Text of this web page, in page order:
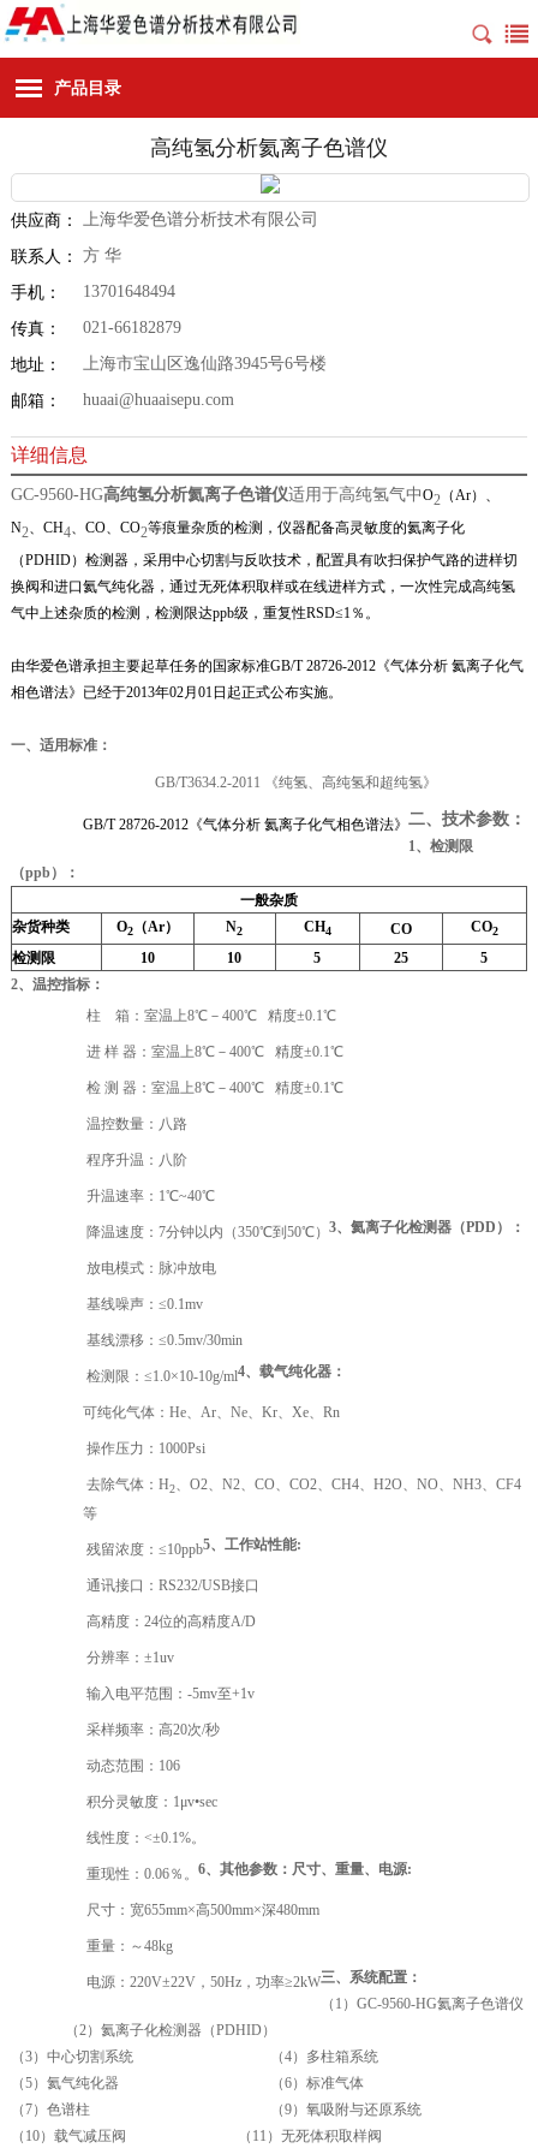
产品目录
高纯氢分析氦离子色谱仪
供应商： 上海华爱色谱分析技术有限公司
联系人： 方 华
手机： 13701648494
传真： 021-66182879
地址： 上海市宝山区逸仙路3945号6号楼
邮箱： huaai@huaaisepu.com
详细信息
GC-9560-HG高纯氢分析氦离子色谱仪适用于高纯氢气中O2（Ar）、
N2、CH4 、CO、CO2等痕量杂质的检测，仪器配备高灵敏度的氦离子化
（PDHID）检测器，采用中心切割与反吹技术，配置具有吹扫保护气路的进样切
换阀和进口氦气纯化器，通过无死体积取样或在线进样方式，一次性完成高纯氢
气中 上述杂质的检测，检测限达ppb级，重复性RSD≤1％。
由华爱色谱承担主要起草任务的国家标准GB/T 28726-2012《气体分析 氦离子化气
相色谱法》已经于2013年02月01日起正式公布实施。
一、适用标准：
GB/T3634.2-2011 《纯氢、高纯氢和超纯氢》
GB/T 28726-2012《气体分析 氦离子化气相色谱法》 二、 技术参数：
1、检测限
（ppb）：
一般杂质
杂货种类
O2（Ar） N2 CH4 CO CO2
检测限 10 10 5 25
5
2、温控指标：
柱 箱：室温上8℃－400℃ 精度±0.1℃
进 样 器：室温上8℃－400℃ 精度±0.1℃
检 测 器：室温上8℃－400℃ 精度±0.1℃
温控数量：八路
程序升温：八阶
升温速率：1℃~40℃
降温速度：7分钟以内（350℃到50℃） 3、氦离子化检测器（PDD）：
放电模式：脉冲放电
基线噪声：≤0.1mv
基线漂移：≤0.5mv/30min
检测限：≤1.0×10-10g/ml4、载气纯化器：
可纯化气体：He、Ar、Ne、Kr、Xe、Rn
操作压力：1000Psi
去除气体：H2、O2、N2、CO、CO2、CH4、H2O、NO、NH3、CF4
等
残留浓度：≤10ppb5、工作站性能:
通讯接口：RS232/USB接口
高精度：24位的高精度A/D
分辨率：±1uv
输入电平范围：-5mv至+1v
采样频率：高20次/秒
动态范围：106
积分灵敏度：1μv•sec
线性度：<±0.1%。
重现性：0.06％。 6、其他参数：尺寸、重量、电源:
尺寸：宽655mm×高500mm×深480mm
重量：～48kg
电源：220V±22V，50Hz，功率≥2kW三、系统配置：
（1）GC-9560-HG氦离子色谱仪
（2）氦离子化检测器（PDHID）
（3）中心切割系统 （4）多柱箱系统
（5）氦气纯化器 （6）标准气体
（7）色谱柱 （9）氧吸附与还原系统
（10）载气减压阀 （11）无死体积取样阀